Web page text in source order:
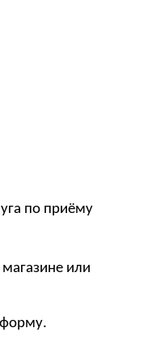
по приёму
или